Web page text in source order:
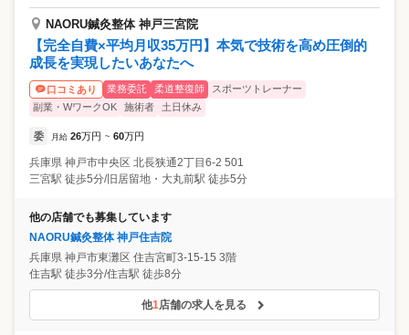
NAORU鍼灸整体 神戸三宮院
【完全自費×平均月収35万円】本気で技術を高め圧倒的
成長を実現したいあなたへ
口コミあり 業務委託 柔道整復師
スポーツトレーナー
副業・WワークOK
施術者 土日休み
委 月給 26万円 ~ 60万円
兵庫県 神戸市中央区 北長狭通2丁目6-2 501
三宮駅 徒歩5分/旧居留地・大丸前駅 徒歩5分
他の店舗でも募集しています
NAORU鍼灸整体 神戸住吉院
兵庫県 神戸市東灘区 住吉宮町3-15-15 3階
住吉駅 徒歩3分/住吉駅 徒歩8分
他1店舗の求人を見る